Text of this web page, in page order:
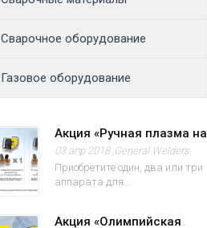
Сварочное оборудование
Газовое оборудование
Акция «Ручная плазма на
03 апр 2018 ,General Welders
Приобретите один, два или три
аппарата для...
Акция «Олимпийская